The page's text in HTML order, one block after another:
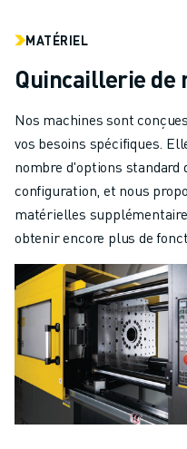
MATÉRIEL
Quincaillerie de
Nos machines sont
vos besoins spécifiques.
nombre d'options standard
configuration, et nous
matérielles
obtenir encore plus de